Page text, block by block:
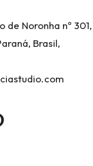
de Noronha nº 301,
Brasil,